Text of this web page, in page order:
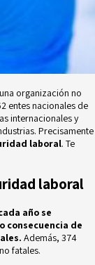
organización no
entes nacionales de
internacionales y
Precisamente
laboral. Te
laboral
año se
consecuencia de
Además, 374
fatales.